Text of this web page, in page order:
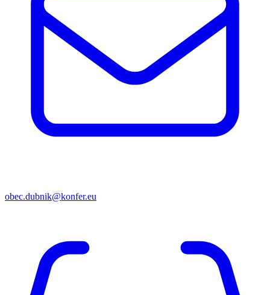
obec.dubnik@konfer.eu